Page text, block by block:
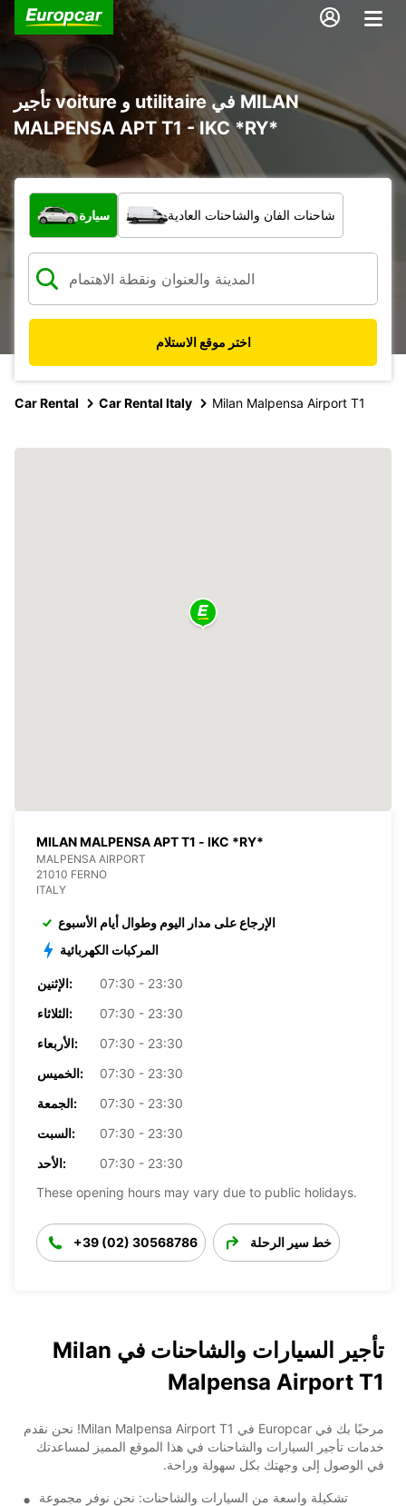
تأجير voiture و utilitaire في MILAN
MALPENSA APT T1 - IKC *RY*
ما نوع المركبة؟
سيارة شاحنات الفان والشاحنات العادية
اختر موقع الاستلام
Car Rental Car Rental Italy Milan Malpensa Airport T1
MILAN MALPENSA APT T1 - IKC *RY*
MALPENSA AIRPORT
21010 FERNO
ITALY
الإرجاع على مدار اليوم وطوال أيام الأسبوع
المركبات الكهربائية
الإثنين:
07:30 - 23:30
الثلاثاء:
07:30 - 23:30
الأربعاء:
07:30 - 23:30
الخميس:
07:30 - 23:30
الجمعة:
07:30 - 23:30
السبت:
07:30 - 23:30
الأحد:
07:30 - 23:30
These opening hours may vary due to public holidays.
+39 (02) 30568786 خط سير الرحلة
تأجير السيارات والشاحنات في Milan
Malpensa Airport T1
مرحبًا بك في Europcar في Milan Malpensa Airport T1! نحن نقدم
خدمات تأجير السيارات والشاحنات في هذا الموقع المميز لمساعدتك
في الوصول إلى وجهتك بكل سهولة وراحة.
تشكيلة واسعة من السيارات والشاحنات: نحن نوفر مجموعة